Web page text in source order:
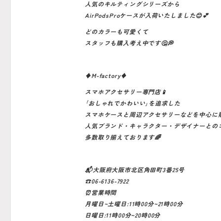
人気のキルティングシリーズから
AirPodsProケースが入荷いたしました😊💕
どのカラーも可愛くて
スタッフも購入考え中です🤔💭
♦️M-factory♦️
スマホアクセサリー専門店📱
｢おしゃれでかわいい｣を追求した
スマホケースと周辺アクセサリーなどを中心に
人気ブランド・キャラクター・デザイナーとの
多数取り揃えております🌈
📬大阪府大阪市北区角田町3番25号
☎️06-6136-7922
⏰営業時間
月曜日~土曜日:11時00分~21時00分
日曜日:11時00分~20時00分